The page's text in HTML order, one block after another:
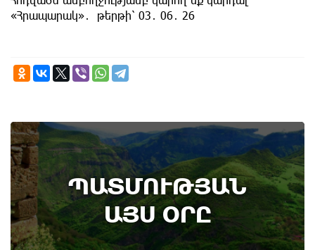
«Հրապարակ»․ թերթի՝ 03․ 06․ 26
ՊԱՏՄՈՒԹՅԱՆ
ԱՅՍ ՕՐԸ
6th of August
Կառավարությունը ազդարարել է Հյուսիս -
Հարավ ավտոմայրուղու շինարարության
մեկնարկը․ պատմության այս օրը (6
օգոստոս)